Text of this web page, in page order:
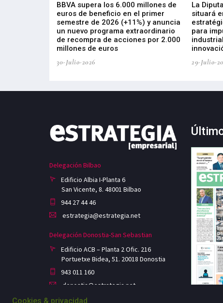
BBVA supera los 6.000 millones de
euros de beneficio en el primer
semestre de 2026 (+11%) y anuncia
un nuevo programa extraordinario
de recompra de acciones por 2.000
millones de euros
30-Julio-2026
La
situará
para
29-Julio-
Delegación Bilbao
Edificio Albia I-Planta 6
San Vicente, 8. 48001 Bilbao
944 27 44 46
estrategia@estrategia.net
Delegación Donostia-San Sebastian
Edificio ACB – Planta 2 Ofic. 216
Portuetxe Bidea, 51. 20018 Donostia
943 011 160
donostia@estrategia.net
Cookies & privacidad